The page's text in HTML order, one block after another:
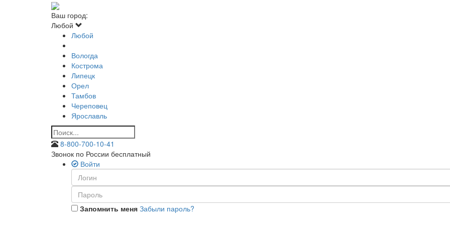
Ваш город:
Любой
Любой
Вологда
Кострома
Липецк
Орел
Тамбов
Череповец
Ярославль
8-800-700-10-41
Звонок по России бесплатный
Войти
Запомнить меня Забыли пароль?